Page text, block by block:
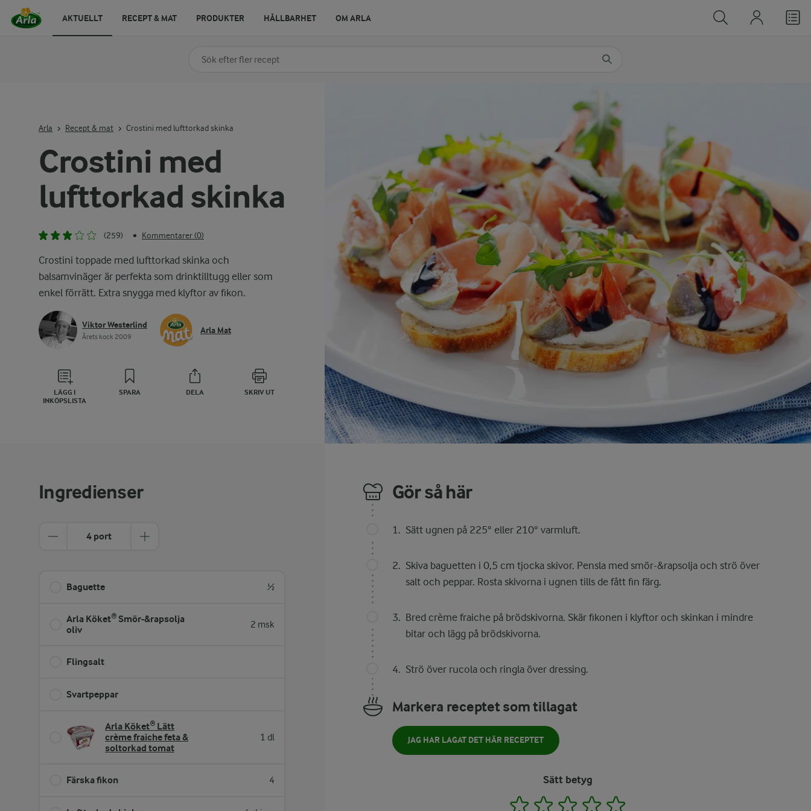
Crostini med
lufttorkad skinka
(259) • Kommentarer (0)
Crostini toppade med lufttorkad skinka och
balsamvinäger är perfekta som drinktilltugg eller som
enkel förrätt. Extra snygga med klyftor av fikon.
Viktor Westerlind
Årets kock 2009
Arla Mat
LÄGG I
INKÖPSLISTA
SPARA DELA SKRIV UT
Arla Recept & mat Crostini med lufttorkad skinka
Ingredienser
4 port
Baguette ½
Arla Köket® Smör-&rapsolja
oliv
2 msk
Flingsalt
Svartpeppar
Arla Köket® Lätt
crème fraiche feta &
soltorkad tomat
1 dl
Färska fikon 4
Gör så här
Sätt ugnen på 225° eller 210° varmluft.
Skiva baguetten i 0,5 cm tjocka skivor. Pensla med smör-&rapsolja och strö över
salt och peppar. Rosta skivorna i ugnen tills de fått fin färg.
Bred crème fraiche på brödskivorna. Skär fikonen i klyftor och skinkan i mindre
bitar och lägg på brödskivorna.
Strö över rucola och ringla över dressing.
Markera receptet som tillagat
JAG HAR LAGAT DET HÄR RECEPTET
Sätt betyg
1 2 3 4
Sök på kategori eller ingrediens
AKTUELLT RECEPT & MAT PRODUKTER HÅLLBARHET OM ARLA